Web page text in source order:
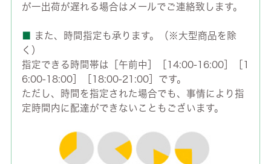
が一出荷が遅れる場合はメールでご連絡致します。
■ また、時間指定も承ります。（※大型商品を除
く）
指定できる時間帯は［午前中］［14:00-16:00］［1
6:00-18:00］［18:00-21:00］です。
ただし、時間を指定された場合でも、事情により指
定時間内に配達ができないこともございます。